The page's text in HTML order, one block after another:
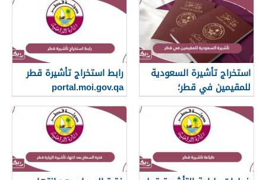
استخراج تأشيرة السعودية
للمقيمين في قطر؛
الخطوات والشروط
رابط استخراج تأشيرة قطر
portal.moi.gov.qa